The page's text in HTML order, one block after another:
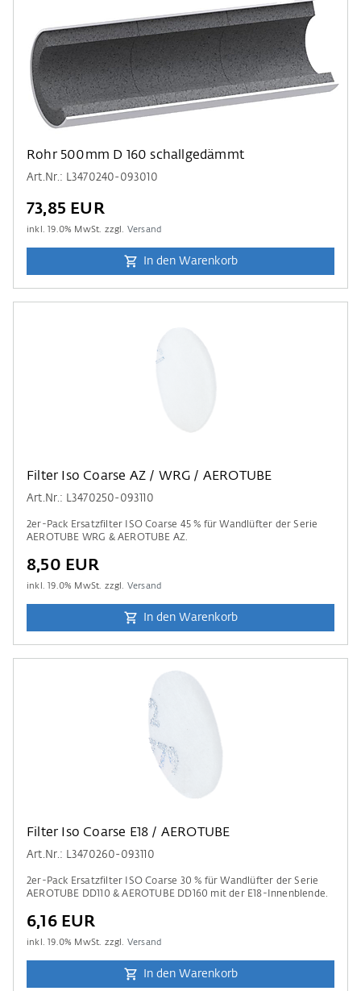
Rohr 500mm D 160 schallgedämmt
Art.Nr.: L3470240-093010
73,85 EUR
inkl.19.0% MwSt. zzgl. Versand
In den Warenkorb
Filter Iso Coarse AZ / WRG / AEROTUBE
Art.Nr.: L3470250-093110
2er-Pack Ersatzfilter ISO Coarse 45 % für Wandlüfter der Serie
AEROTUBE WRG & AEROTUBE AZ.
8,50 EUR
inkl.19.0% MwSt. zzgl. Versand
In den Warenkorb
Filter Iso Coarse E18 / AEROTUBE
Art.Nr.: L3470260-093110
2er-Pack Ersatzfilter ISO Coarse 30 % für Wandlüfter der Serie
AEROTUBE DD110 & AEROTUBE DD160 mit der E18-Innenblende.
6,16 EUR
inkl.19.0% MwSt. zzgl. Versand
In den Warenkorb